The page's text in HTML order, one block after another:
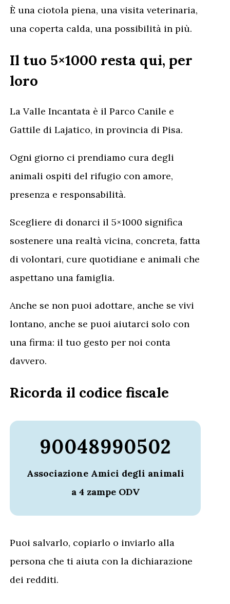
È una ciotola piena, una visita veterinaria,
una coperta calda, una possibilità in più.
Il tuo 5×1000 resta qui, per
loro
La Valle Incantata è il Parco Canile e
Gattile di Lajatico, in provincia di Pisa.
Ogni giorno ci prendiamo cura degli
animali ospiti del rifugio con amore,
presenza e responsabilità.
Scegliere di donarci il 5×1000 significa
sostenere una realtà vicina, concreta, fatta
di volontari, cure quotidiane e animali che
aspettano una famiglia.
Anche se non puoi adottare, anche se vivi
lontano, anche se puoi aiutarci solo con
una firma: il tuo gesto per noi conta
davvero.
Ricorda il codice fiscale
90048990502
Associazione Amici degli animali
a 4 zampe ODV
Puoi salvarlo, copiarlo o inviarlo alla
persona che ti aiuta con la dichiarazione
dei redditi.